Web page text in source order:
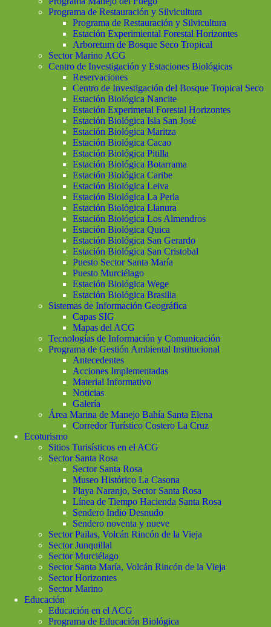
Programa de Restauración y Silvicultura
Programa de Restauración y Silvicultura
Estación Experimiental Forestal Horizontes
Arboretum de Bosque Seco Tropical
Sector Marino ACG
Centro de Investigación y Estaciones Biológicas
Reservaciones
Centro de Investigación del Bosque Tropical Seco
Estación Biológica Nancite
Estación Experimetal Forestal Horizontes
Estación Biológica Isla San José
Estación Biológica Maritza
Estación Biológica Cacao
Estación Biológica Pitilla
Estación Biológica Botarrama
Estación Biológica Caribe
Estación Biológica Leiva
Estación Biológica La Perla
Estación Biológica Llanura
Estación Biológica Los Almendros
Estación Biológica Quica
Estación Biológica San Gerardo
Estación Biológica San Cristobal
Puesto Sector Santa María
Puesto Murciélago
Estación Biológica Wege
Estación Biológica Brasilia
Sistemas de Información Geográfica
Capas SIG
Mapas del ACG
Tecnologías de Información y Comunicación
Programa de Gestión Ambiental Institucional
Antecedentes
Acciones Implementadas
Material Informativo
Noticias
Galería
Área Marina de Manejo Bahía Santa Elena
Corredor Turístico Costero La Cruz
Ecoturismo
Sitios Turisísticos en el ACG
Sector Santa Rosa
Sector Santa Rosa
Museo Histórico La Casona
Playa Naranjo, Sector Santa Rosa
Línea de Tiempo Hacienda Santa Rosa
Sendero Indio Desnudo
Sendero noventa y nueve
Sector Pailas, Volcán Rincón de la Vieja
Sector Junquillal
Sector Murciélago
Sector Santa María, Volcán Rincón de la Vieja
Sector Horizontes
Sector Marino
Educación
Educación en el ACG
Programa de Educación Biológica